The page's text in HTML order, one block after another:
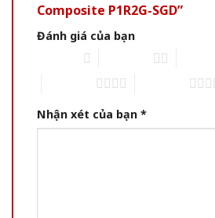
Composite P1R2G-SGD”
Đánh giá của bạn
Nhận xét của bạn *